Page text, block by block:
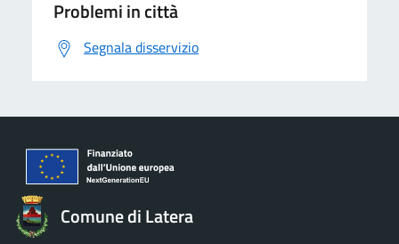
Problemi in città
Segnala disservizio
Comune di Latera